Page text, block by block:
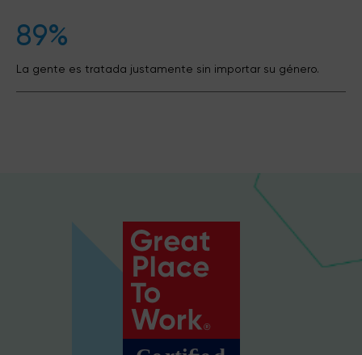
89%
La gente es tratada justamente sin importar su género.